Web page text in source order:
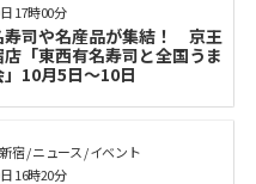
寿司や名産品が集結！ 京王
「東西有名寿司と全国うま
」10月5日～10日
17時00分
宿 / ニュース / イベント
16時20分